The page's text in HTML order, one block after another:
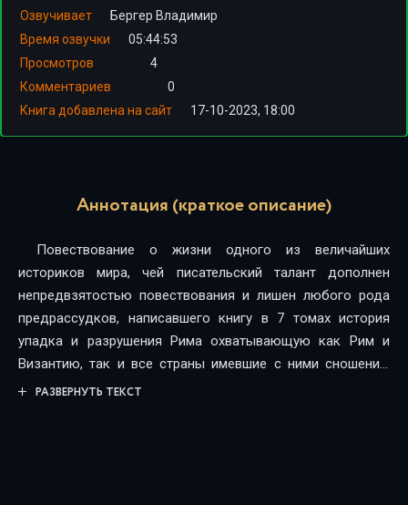
Озвучивает
Бергер Владимир
Время озвучки
05:44:53
Просмотров
4
Комментариев
0
Книга добавлена на сайт
17-10-2023, 18:00
Аннотация (краткое описание)
Повествование о жизни одного из величайших
историков мира, чей писательский талант дополнен
непредвзятостью повествования и лишен любого рода
предрассудков, написавшего книгу в 7 томах история
упадка и разрушения Рима охватывающую как Рим и
Византию, так и все страны имевшие с ними сношения.
Подробный разбор христианства, Ислама, и других
РАЗВЕРНУТЬ ТЕКСТ